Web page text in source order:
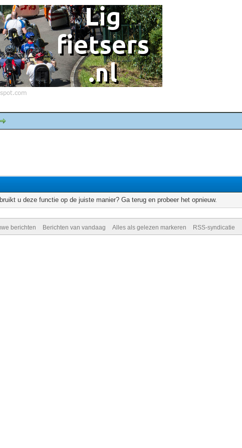
u deze functie op de juiste manier? Ga terug en probeer het opnieuw.
berichten Berichten van vandaag Alles als gelezen markeren RSS-syndicatie